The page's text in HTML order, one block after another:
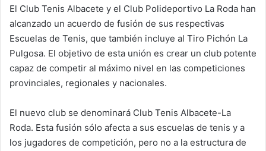
El Club Tenis Albacete y el Club Polideportivo La Roda han
alcanzado un acuerdo de fusión de sus respectivas
Escuelas de Tenis, que también incluye al Tiro Pichón La
Pulgosa. El objetivo de esta unión es crear un club potente
capaz de competir al máximo nivel en las competiciones
provinciales, regionales y nacionales.
El nuevo club se denominará Club Tenis Albacete-La
Roda. Esta fusión sólo afecta a sus escuelas de tenis y a
los jugadores de competición, pero no a la estructura de